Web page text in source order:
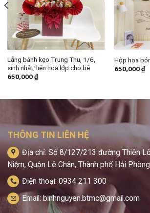
Lẵng bánh kẹo Trung Thu, 1/6,
sinh nhật, liên hoa lớp cho bé
650,000₫
Hộp hoa
650,000₫
THÔNG TIN LIÊN HỆ
Địa chỉ: Số 8/127/213 đường Thiên
Niệm, Quận Lê Chân, Thành phố Hải Phòng
Điện thoại: 0934 211 300
Email: binhnguyen.btmc@gmail.com